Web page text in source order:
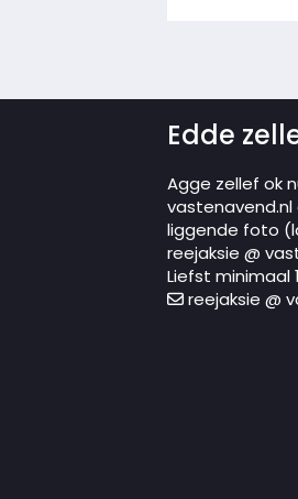
Edde
Agge zellef ok
vastenavend.nl
liggende foto
reejaksie @
Liefst minimaal
reejaksie @